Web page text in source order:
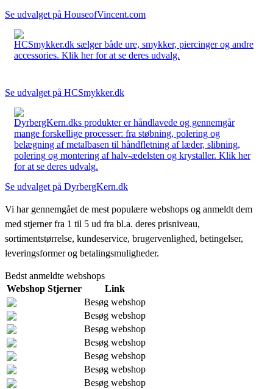
Se udvalget på HouseofVincent.com
HCSmykker.dk sælger både ure, smykker, piercinger og andre
accessories. Klik her for at se deres udvalg.
Se udvalget på HCSmykker.dk
DyrbergKern.dks produkter er håndlavede og gennemgår
mange forskellige processer: fra støbning, polering og
belægning af metalbasen til håndfletning af læder, slibning,
polering og montering af halv-ædelsten og krystaller. Klik her
for at se deres udvalg.
Se udvalget på DyrbergKern.dk
Vi har gennemgået de mest populære webshops og anmeldt dem
med stjerner fra 1 til 5 ud fra bl.a. deres prisniveau,
sortimentstørrelse, kundeservice, brugervenlighed, betingelser,
leveringsformer og betalingsmuligheder.
Bedst anmeldte webshops
Webshop Stjerner
Link
Besøg webshop
Besøg webshop
Besøg webshop
Besøg webshop
Besøg webshop
Besøg webshop
Besøg webshop